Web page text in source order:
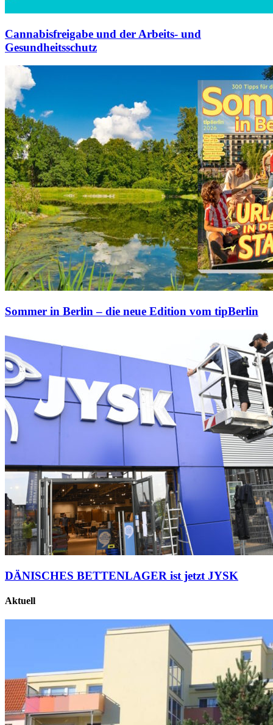
Cannabisfreigabe und der Arbeits- und
Gesundheitsschutz
Sommer in Berlin – die neue Edition vom tipBerlin
DÄNISCHES BETTENLAGER ist jetzt JYSK
Aktuell